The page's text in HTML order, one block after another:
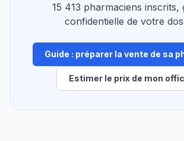
15 413 pharmaciens inscrits,
confidentielle de votre
Guide : préparer la vente de sa
Estimer le prix de mon